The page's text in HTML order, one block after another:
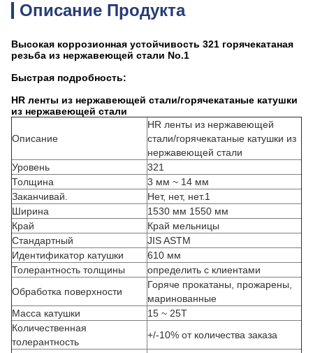
Описание Продукта
Высокая коррозионная устойчивость 321 горячекатаная
резьба из нержавеющей стали No.1
Быстрая подробность:
HR ленты из нержавеющей стали/горячекатаные катушки
из нержавеющей стали
Описание
HR ленты из нержавеющей
стали/горячекатаные катушки из
нержавеющей стали
Уровень
321
Толщина
3 мм ~ 14 мм
Заканчивай.
Нет, нет, нет.1
Ширина
1530 мм 1550 мм
Край
Край мельницы
Стандартный
JIS ASTM
Идентификатор катушки
610 мм
Толерантность толщины
определить с клиентами
Обработка поверхности
Горяче прокатаны, прожарены,
маринованные
Масса катушки
15 ~ 25Т
Количественная
толерантность
+/-10% от количества заказа